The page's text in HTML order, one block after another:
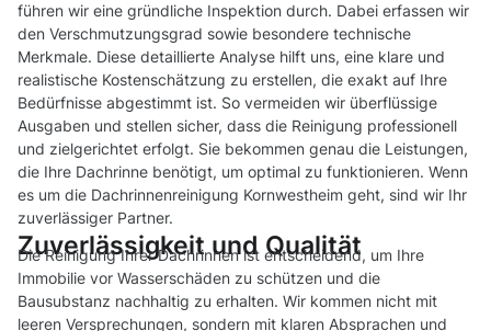
führen wir eine gründliche Inspektion durch. Dabei erfassen wir
den Verschmutzungsgrad sowie besondere technische
Merkmale. Diese detaillierte Analyse hilft uns, eine klare und
realistische Kostenschätzung zu erstellen, die exakt auf Ihre
Bedürfnisse abgestimmt ist. So vermeiden wir überflüssige
Ausgaben und stellen sicher, dass die Reinigung professionell
und zielgerichtet erfolgt. Sie bekommen genau die Leistungen,
die Ihre Dachrinne benötigt, um optimal zu funktionieren. Wenn
es um die Dachrinnenreinigung Kornwestheim geht, sind wir Ihr
zuverlässiger Partner.
Zuverlässigkeit und Qualität
Die Reinigung Ihrer Dachrinnen ist entscheidend, um Ihre
Immobilie vor Wasserschäden zu schützen und die
Bausubstanz nachhaltig zu erhalten. Wir kommen nicht mit
leeren Versprechungen, sondern mit klaren Absprachen und